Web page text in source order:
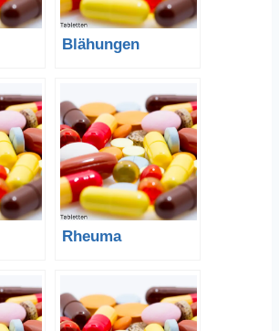
Blähungen
Rheuma